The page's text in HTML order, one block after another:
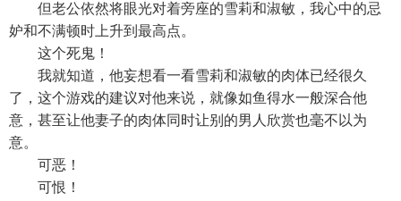
但老公依然将眼光对着旁座的雪莉和淑敏，我心中的忌
妒和不满顿时上升到最高点。
这个死鬼！
我就知道，他妄想看一看雪莉和淑敏的肉体已经很久
了，这个游戏的建议对他来说，就像如鱼得水一般深合他
意，甚至让他妻子的肉体同时让别的男人欣赏也毫不以为
意。
可恶！
可恨！